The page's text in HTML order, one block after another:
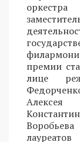
премии
лице
Алексея